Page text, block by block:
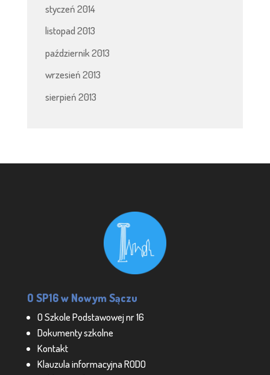
styczeń 2014
listopad 2013
październik 2013
wrzesień 2013
sierpień 2013
O SP16 w Nowym Sączu
O Szkole Podstawowej nr 16
Dokumenty szkolne
Kontakt
Klauzula informacyjna RODO